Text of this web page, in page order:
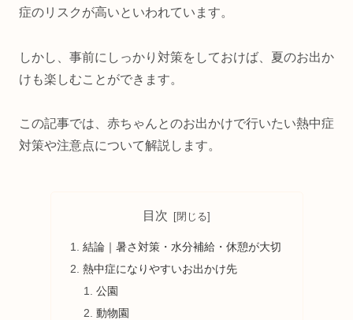
症のリスクが高いといわれています。
しかし、事前にしっかり対策をしておけば、夏のお出か
けも楽しむことができます。
この記事では、赤ちゃんとのお出かけで行いたい熱中症
対策や注意点について解説します。
目次
結論｜暑さ対策・水分補給・休憩が大切
熱中症になりやすいお出かけ先
公園
動物園